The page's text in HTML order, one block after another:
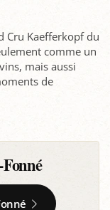
Cru Kaefferkopf du
comme un
mais aussi
de